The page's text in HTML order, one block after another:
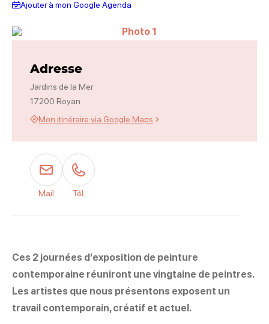
Ajouter à mon Google Agenda
Ces 2 journées d’exposition de peinture
contemporaine réuniront une vingtaine de peintres.
Les artistes que nous présentons exposent un
travail contemporain, créatif et actuel.
Photo 1
Adresse
Jardins de la Mer
17200 Royan
Mon itinéraire via Google Maps
Mail Tél.